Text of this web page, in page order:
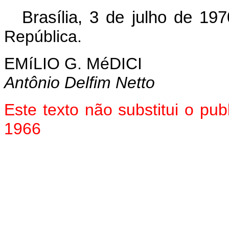
Brasília, 3 de julho de
República.
EMíLIO G. MéDICI
Antônio Delfim Netto
Este texto não substitui o
1966